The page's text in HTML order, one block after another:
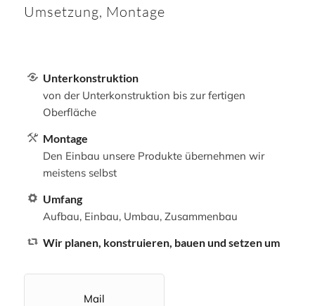
Umsetzung, Montage
Unterkonstruktion
von der Unterkonstruktion bis zur fertigen
Oberfläche
Montage
Den Einbau unsere Produkte übernehmen wir
meistens selbst
Umfang
Aufbau, Einbau, Umbau, Zusammenbau
Wir planen, konstruieren, bauen und setzen um
Mail